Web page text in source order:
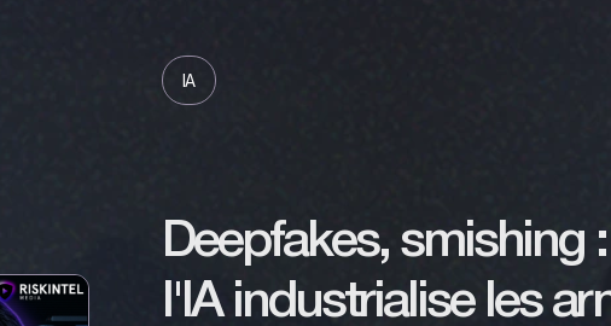
IA
Deepfakes, smishing
l'IA industrialise les